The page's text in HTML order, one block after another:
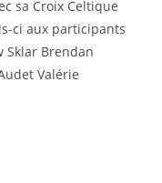
sa Croix Celtique
ci aux participants
Sklar Brendan
Valérie